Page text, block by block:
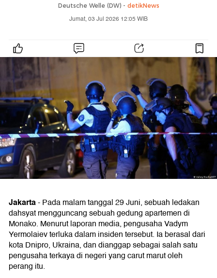
Deutsche Welle (DW) - detikNews
Jumat, 03 Jul 2026 12:05 WIB
Jakarta-Pada malam tanggal 29 Juni, sebuah ledakan
dahsyat mengguncang sebuah gedung apartemen di
Monako. Menurut laporan media, pengusaha Vadym
Yermolaiev terluka dalam insiden tersebut. Ia berasal dari
kota Dnipro, Ukraina, dan dianggap sebagai salah satu
pengusaha terkaya di negeri yang carut marut oleh
perang itu.